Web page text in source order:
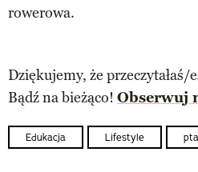
rowerowa.
Dziękujemy, że przeczytałaś/
Bądź na bieżąco! Obserwuj
Edukacja Lifestyle